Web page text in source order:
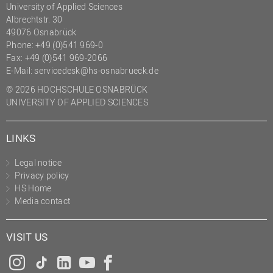
(PMO)
Prozessmanagement
Recht
Science to Business GmbH
Studierendensekretariat
Transfer- und
Innovationsmanagement
University of Applied Sciences
Albrechtstr. 30
49076 Osnabrück
Phone: +49 (0)541 969-0
Fax: +49 (0)541 969-2066
E-Mail: servicedesk@hs-osnabrueck.de
© 2026 HOCHSCHULE OSNABRÜCK
UNIVERSITY OF APPLIED SCIENCES
LINKS
Legal notice
Privacy policy
HS Home
Media contact
VISIT US
Instagram
Tiktok
LinkedInYouTube